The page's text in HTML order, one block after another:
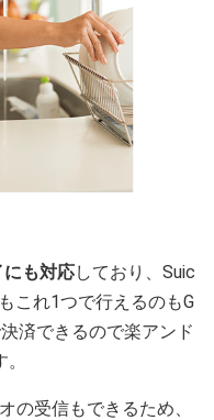
も対応しており、Suic
これ1つで行えるのもG
済できるので楽アンド
の受信もできるため、